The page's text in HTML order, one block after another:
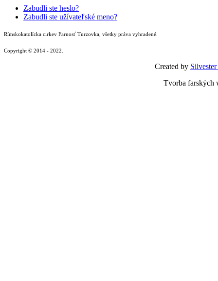
Zabudli ste heslo?
Zabudli ste užívateľské meno?
Rímskokatolícka cirkev Farnosť Turzovka, všetky práva vyhradené.
Copyright © 2014 - 2022.
Created by
Tvorba farských